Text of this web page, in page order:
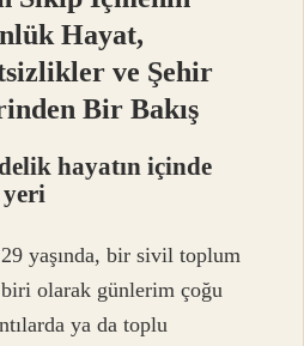
Hayat,
ve Şehir
Bir Bakış
hayatın içinde
yaşında, bir sivil toplum
biri olarak günlerim çoğu
ya da toplu